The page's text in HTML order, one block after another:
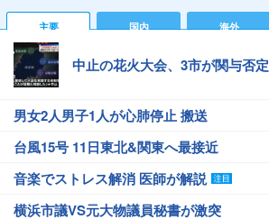
主要 国内 海外
中止の花火大会、3市が関与否定
男女2人男子1人が心肺停止 搬送
台風15号 11日東北&関東へ最接近
音楽でストレス解消 医師が解説
横浜市議VS元大物議員秘書が激突